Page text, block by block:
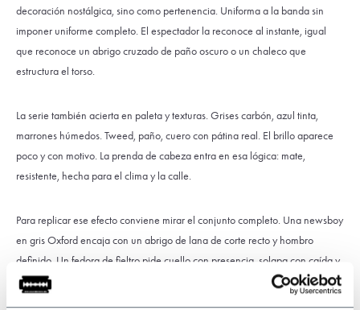
decoración nostálgica, sino como pertenencia. Uniforma a la banda sin
imponer uniforme completo. El espectador la reconoce al instante, igual
que reconoce un abrigo cruzado de paño oscuro o un chaleco que
estructura el torso.
La serie también acierta en paleta y texturas. Grises carbón, azul tinta,
marrones húmedos. Tweed, paño, cuero con pátina real. El brillo aparece
poco y con motivo. La prenda de cabeza entra en esa lógica: mate,
resistente, hecha para el clima y la calle.
Para replicar ese efecto conviene mirar el conjunto completo. Una newsboy
en gris Oxford encaja con un abrigo de lana de corte recto y hombro
definido. Un fedora de fieltro pide cuello con presencia, solapa con caída y
una corbata que sostenga el eje del pecho. La coherencia pesa más que el